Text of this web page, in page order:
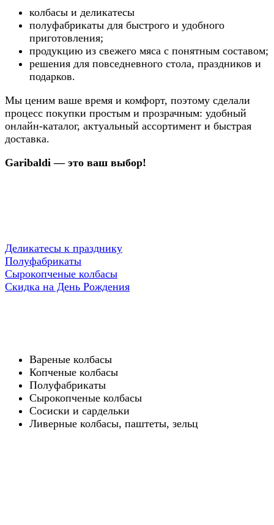
колбасы и деликатесы
полуфабрикаты для быстрого и удобного
приготовления;
продукцию из свежего мяса с понятным составом;
решения для повседневного стола, праздников и
подарков.
Мы ценим ваше время и комфорт, поэтому сделали
процесс покупки простым и прозрачным: удобный
онлайн-каталог, актуальный ассортимент и быстрая
доставка.
Garibaldi — это ваш выбор!
Деликатесы к празднику
Полуфабрикаты
Сырокопченые колбасы
Скидка на День Рождения
Вареные колбасы
Копченые колбасы
Полуфабрикаты
Сырокопченые колбасы
Сосиски и сардельки
Ливерные колбасы, паштеты, зельц